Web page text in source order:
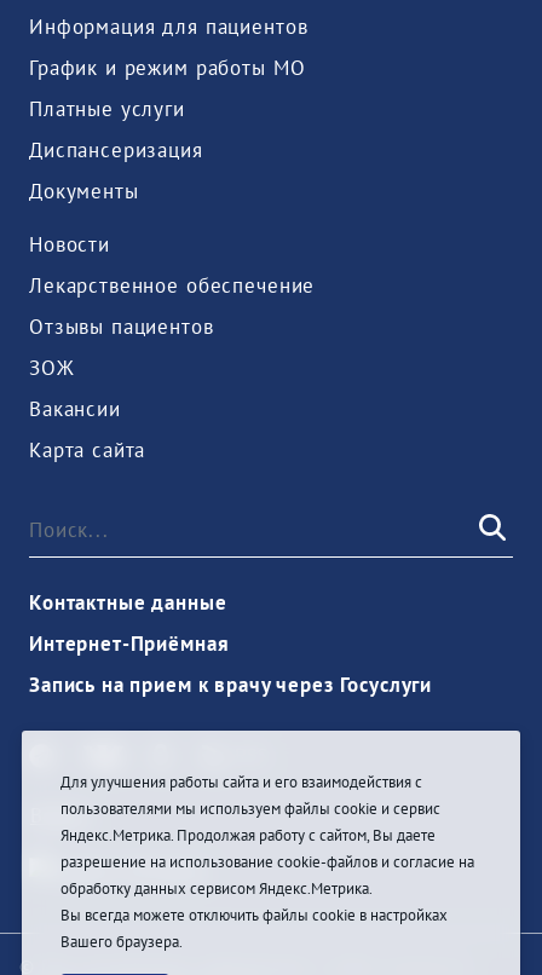
Информация для пациентов
График и режим работы МО
Платные услуги
Диспансеризация
Документы
Новости
Лекарственное обеспечение
Отзывы пациентов
ЗОЖ
Вакансии
Карта сайта
Контактные данные
Интернет-Приёмная
Запись на прием к врачу через Госуслуги
Войти
© При цитировании информации с сайта ссылка на
Для улучшения работы сайта и его взаимодействия с
пользователями мы используем файлы cookie и сервис
Яндекс.Метрика. Продолжая работу с сайтом, Вы даете
разрешение на использование cookie-файлов и согласие на
обработку данных сервисом Яндекс.Метрика.
Вы всегда можете отключить файлы cookie в настройках
Вашего браузера.